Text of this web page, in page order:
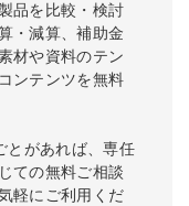
品を比較・検討
・減算、補助金
材や資料のテン
ンテンツを無料
とがあれば、専任
ての無料ご相談
軽にご利用くだ